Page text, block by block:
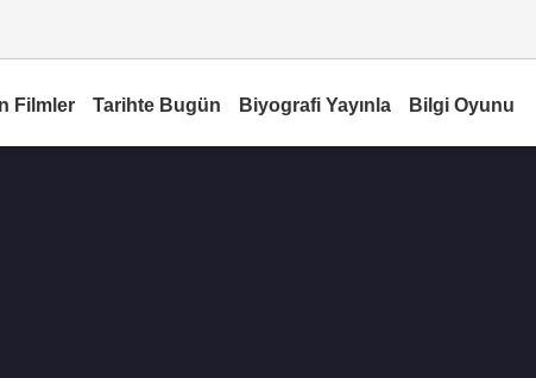
Filmler Tarihte Bugün Biyografi Yayınla Bilgi Oyunu